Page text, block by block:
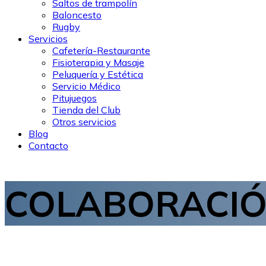
Saltos de trampolín
Baloncesto
Rugby
Servicios
Cafetería-Restaurante
Fisioterapia y Masaje
Peluquería y Estética
Servicio Médico
Pitujuegos
Tienda del Club
Otros servicios
Blog
Contacto